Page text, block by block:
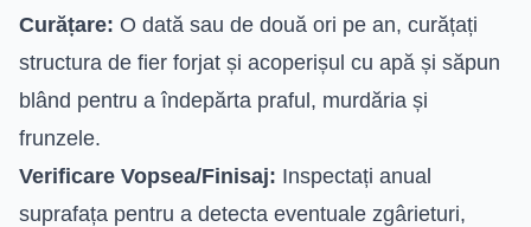
Curățare: O dată sau de două ori pe an, curățați
structura de fier forjat și acoperișul cu apă și săpun
blând pentru a îndepărta praful, murdăria și
frunzele.
Verificare Vopsea/Finisaj: Inspectați anual
suprafața pentru a detecta eventuale zgârieturi,